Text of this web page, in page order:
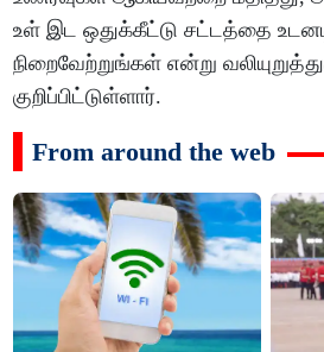
உள் இட ஒதுக்கீட்டு சட்டத்தை
நிறைவேற்றுங்கள் என்று
குறிப்பிட்டுள்ளார்.
From around the web